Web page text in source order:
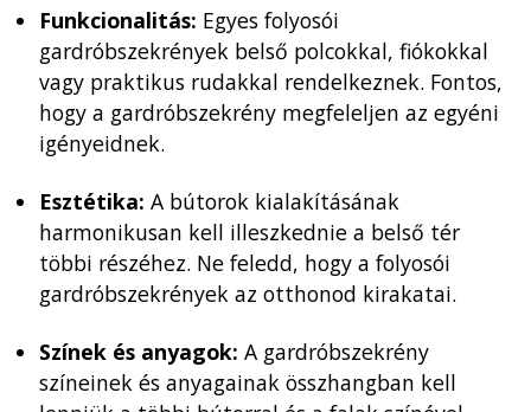
Funkcionalitás: Egyes folyosói
gardróbszekrények belső polcokkal, fiókokkal
vagy praktikus rudakkal rendelkeznek. Fontos,
hogy a gardróbszekrény megfeleljen az egyéni
igényeidnek.
Esztétika: A bútorok kialakításának
harmonikusan kell illeszkednie a belső tér
többi részéhez. Ne feledd, hogy a folyosói
gardróbszekrények az otthonod kirakatai.
Színek és anyagok: A gardróbszekrény
színeinek és anyagainak összhangban kell